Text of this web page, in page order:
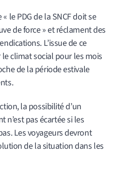
le PDG de la SNCF doit se
de force » et réclament des
L’issue de ce
climat social pour les mois
de la période estivale
la possibilité d’un
pas écartée si les
Les voyageurs devront
de la situation dans les